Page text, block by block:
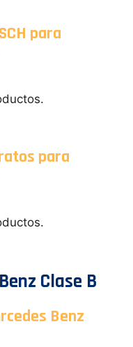
para
para
Clase B
Benz